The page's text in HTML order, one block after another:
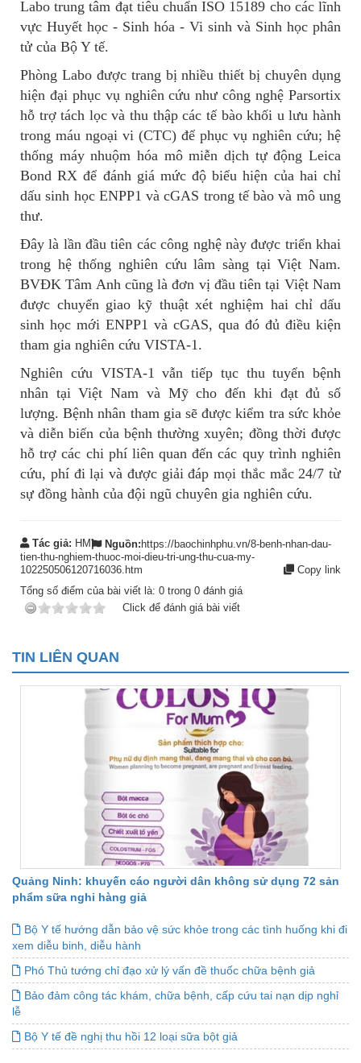
Labo trung tâm đạt tiêu chuẩn ISO 15189 cho các lĩnh
vực Huyết học - Sinh hóa - Vi sinh và Sinh học phân
tử của Bộ Y tế.
Phòng Labo được trang bị nhiều thiết bị chuyên dụng
hiện đại phục vụ nghiên cứu như công nghệ Parsortix
hỗ trợ tách lọc và thu thập các tế bào khối u lưu hành
trong máu ngoại vi (CTC) để phục vụ nghiên cứu; hệ
thống máy nhuộm hóa mô miễn dịch tự động Leica
Bond RX để đánh giá mức độ biểu hiện của hai chỉ
dấu sinh học ENPP1 và cGAS trong tế bào và mô ung
thư.
Đây là lần đầu tiên các công nghệ này được triển khai
trong hệ thống nghiên cứu lâm sàng tại Việt Nam.
BVĐK Tâm Anh cũng là đơn vị đầu tiên tại Việt Nam
được chuyển giao kỹ thuật xét nghiệm hai chỉ dấu
sinh học mới ENPP1 và cGAS, qua đó đủ điều kiện
tham gia nghiên cứu VISTA-1.
Nghiên cứu VISTA-1 vẫn tiếp tục thu tuyển bệnh
nhân tại Việt Nam và Mỹ cho đến khi đạt đủ số
lượng. Bệnh nhân tham gia sẽ được kiểm tra sức khỏe
và diễn biến của bệnh thường xuyên; đồng thời được
hỗ trợ các chi phí liên quan đến các quy trình nghiên
cứu, phí đi lại và được giải đáp mọi thắc mắc 24/7 từ
sự đồng hành của đội ngũ chuyên gia nghiên cứu.
Tác giả: HM Nguồn: https://baochinhphu.vn/8-benh-nhan-dau-
tien-thu-nghiem-thuoc-moi-dieu-tri-ung-thu-cua-my-
102250506120716036.htm
Copy link
Tổng số điểm của bài viết là: 0 trong 0 đánh giá
Click để đánh giá bài viết
TIN LIÊN QUAN
Quảng Ninh: khuyến cáo người dân không sử dụng 72 sản
phẩm sữa nghi hàng giả
Bộ Y tế hướng dẫn bảo vệ sức khỏe trong các tình huống khi đi
xem diễu binh, diễu hành
Phó Thủ tướng chỉ đạo xử lý vấn đề thuốc chữa bệnh giả
Bảo đảm công tác khám, chữa bệnh, cấp cứu tai nạn dịp nghỉ
lễ
Bộ Y tế đề nghị thu hồi 12 loại sữa bột giả